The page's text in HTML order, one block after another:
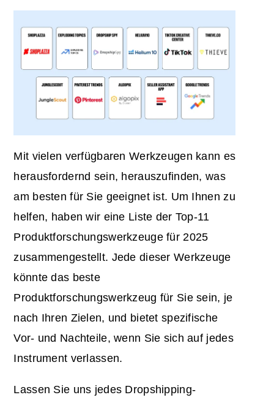
Mit vielen verfügbaren Werkzeugen kann es
herausfordernd sein, herauszufinden, was
am besten für Sie geeignet ist. Um Ihnen zu
helfen, haben wir eine Liste der Top-11
Produktforschungswerkzeuge für 2025
zusammengestellt. Jede dieser Werkzeuge
könnte das beste
Produktforschungswerkzeug für Sie sein, je
nach Ihren Zielen, und bietet spezifische
Vor- und Nachteile, wenn Sie sich auf jedes
Instrument verlassen.
Lassen Sie uns jedes Dropshipping-